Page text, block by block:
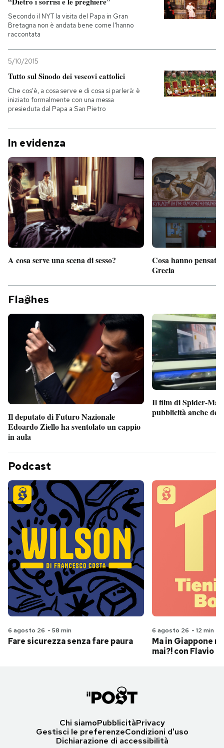
Secondo il NYT la visita del Papa in Gran
Bretagna non è andata bene come l'hanno
raccontata
5/10/2015
Tutto sul Sinodo dei vescovi cattolici
Che cos'è, a cosa serve e di cosa si parlerà: è
iniziato formalmente con una messa
presieduta dal Papa a San Pietro
In evidenza
A cosa serve una scena di sesso?
Cosa hanno pensato
Grecia
Fla hes
Il deputato di Futuro Nazionale
Edoardo Ziello ha sventolato un cappio
in aula
Il film di Spider-Man
pubblicità anche
Podcast
6 agosto 26 - 58 min
Fare sicurezza senza fare paura
6 agosto 26 - 12 min
Ma in Giappone
mai?! con Flavio
Chi siamoPubblicitàPrivacy
Gestisci le preferenzeCondizioni d'uso
Dichiarazione di accessibilità